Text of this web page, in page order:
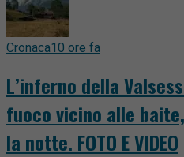
Cronaca10 ore fa
L’inferno della
fuoco vicino alle
la notte. FOTO E VIDEO